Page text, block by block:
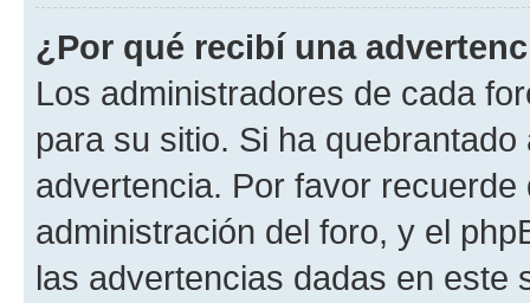
¿Por qué recibí una
Los administradores de cada
para su sitio. Si ha
advertencia. Por favor
administración del foro, y el
las advertencias dadas en este